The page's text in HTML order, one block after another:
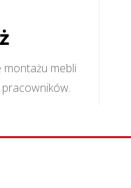
montażu mebli